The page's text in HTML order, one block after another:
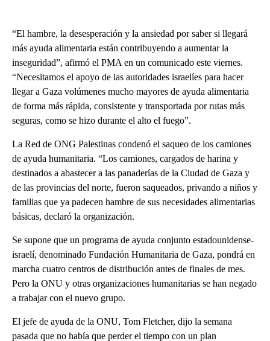
“El hambre, la desesperación y la ansiedad por saber si llegará
más ayuda alimentaria están contribuyendo a aumentar la
inseguridad”, afirmó el PMA en un comunicado este viernes.
“Necesitamos el apoyo de las autoridades israelíes para hacer
llegar a Gaza volúmenes mucho mayores de ayuda alimentaria
de forma más rápida, consistente y transportada por rutas más
seguras, como se hizo durante el alto el fuego”.
La Red de ONG Palestinas condenó el saqueo de los camiones
de ayuda humanitaria. “Los camiones, cargados de harina y
destinados a abastecer a las panaderías de la Ciudad de Gaza y
de las provincias del norte, fueron saqueados, privando a niños y
familias que ya padecen hambre de sus necesidades alimentarias
básicas, declaró la organización.
Se supone que un programa de ayuda conjunto estadounidense-
israelí, denominado Fundación Humanitaria de Gaza, pondrá en
marcha cuatro centros de distribución antes de finales de mes.
Pero la ONU y otras organizaciones humanitarias se han negado
a trabajar con el nuevo grupo.
El jefe de ayuda de la ONU, Tom Fletcher, dijo la semana
pasada que no había que perder el tiempo con un plan